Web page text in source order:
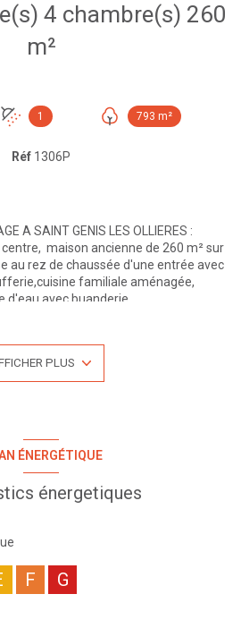
m²
1 793 m²
Réf 1306P
A SAINT GENIS LES OLLIERES :
maison ancienne de 260 m² sur
au rez de chaussée d'une entrée avec
familiale aménagée,
d'eau avec buanderie.
en réserve, possibilité de 3 chambres
grenier, cave, terrain plat, clos et
une visite n'hésitez pas à nous
06.14.60.89.11 - Gérant -
samedi. Retrouvez l'ensemble de nos
intégralement à la charge du
PLUS
ÉNERGÉTIQUE
énergetiques
F G